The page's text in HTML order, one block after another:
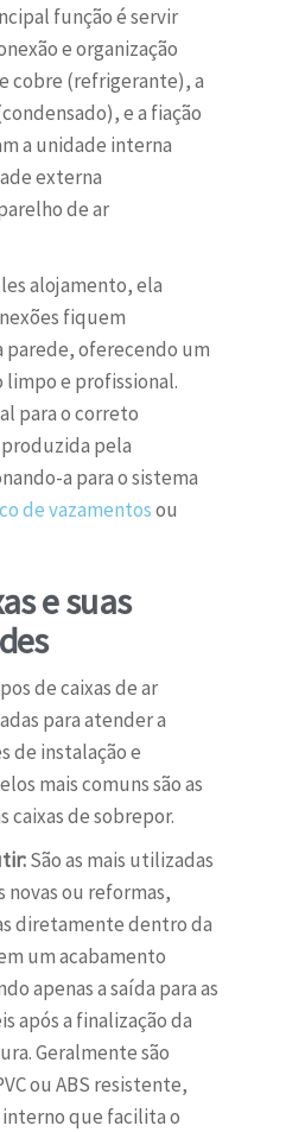
função é servir
e organização
cobre (refrigerante), a
e a fiação
a unidade interna
externa
de ar
alojamento, ela
fiquem
oferecendo um
e profissional.
para o correto
pela
a para o sistema
de vazamentosou
e suas
de caixas de ar
para atender a
de instalação e
mais comuns são as
caixas de sobrepor.
São as mais utilizadas
novas ou reformas,
diretamente dentro da
um acabamento
apenas a saída para as
após a finalização da
Geralmente são
ou ABS resistente,
que facilita o